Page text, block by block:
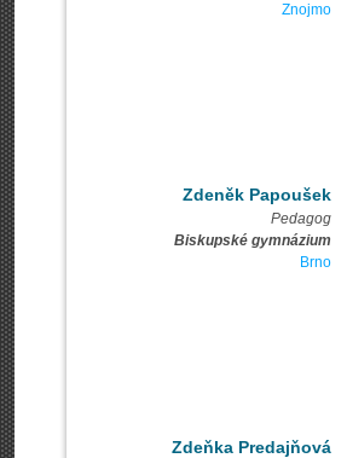
Znojmo
Zdeněk Papoušek
Pedagog
Biskupské gymnázium
Brno
Zdeňka Predajňová